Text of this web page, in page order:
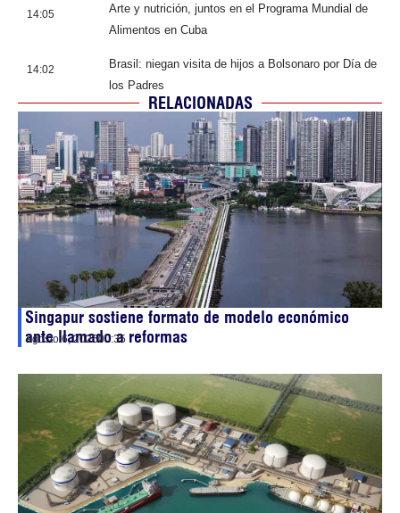
14:05
Arte y nutrición, juntos en el Programa Mundial de
Alimentos en Cuba
14:02
Brasil: niegan visita de hijos a Bolsonaro por Día de
los Padres
RELACIONADAS
Singapur sostiene formato de modelo económico
ante llamado a reformas
agosto 6, 202600:35